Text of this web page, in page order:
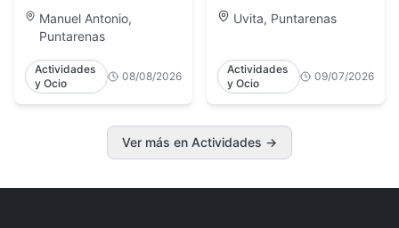
Manuel Antonio,
Puntarenas
Actividades
y Ocio
08/08/2026
CAÑO
Uvita, Puntarenas
Actividades
y Ocio
09/07/2026
Ver más en Actividades →